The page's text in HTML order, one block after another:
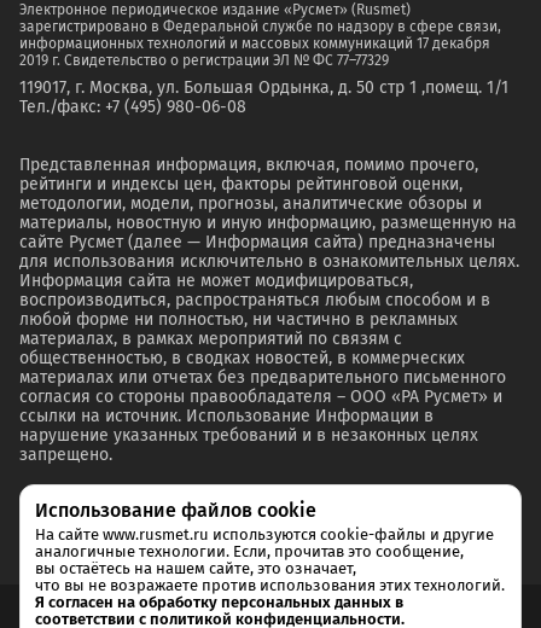
Электронное периодическое издание «Русмет» (Rusmet)
зарегистрировано в Федеральной службе по надзору в сфере связи,
информационных технологий и массовых коммуникаций 17 декабря
2019 г. Свидетельство о регистрации ЭЛ № ФС 77–77329
119017, г. Москва, ул. Большая Ордынка, д. 50 стр 1 ,помещ. 1/1
Тел./факс: +7 (495) 980-06-08
Представленная информация, включая, помимо прочего,
рейтинги и индексы цен, факторы рейтинговой оценки,
методологии, модели, прогнозы, аналитические обзоры и
материалы, новостную и иную информацию, размещенную на
сайте Русмет (далее — Информация сайта) предназначены
для использования исключительно в ознакомительных целях.
Информация сайта не может модифицироваться,
воспроизводиться, распространяться любым способом и в
любой форме ни полностью, ни частично в рекламных
материалах, в рамках мероприятий по связям с
общественностью, в сводках новостей, в коммерческих
материалах или отчетах без предварительного письменного
согласия со стороны правообладателя – ООО «РА Русмет» и
ссылки на источник. Использование Информации в
нарушение указанных требований и в незаконных целях
запрещено.
Согласие на обработку и хранение персональных данных
Использование файлов cookie
На сайте www.rusmet.ru используются cookie-файлы и другие
аналогичные технологии. Если, прочитав это сообщение,
вы остаётесь на нашем сайте, это означает,
что вы не возражаете против использования этих технологий.
Я согласен на обработку персональных данных в
соответствии с политикой конфиденциальности.